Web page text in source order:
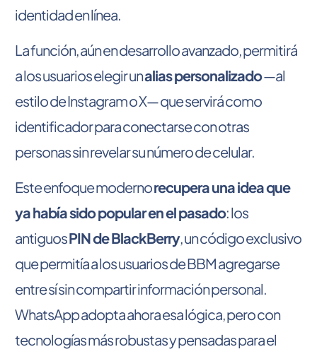
identidad en línea.
La función, aún en desarrollo avanzado, permitirá
a los usuarios elegir unalias personalizado—al
estilo de Instagram o X— que servirá como
identificador para conectarse con otras
personas sin revelar su número de celular.
Este enfoque modernorecupera una idea que
ya había sido popular en el pasado: los
antiguosPIN de BlackBerry, un código exclusivo
que permitía a los usuarios de BBM agregarse
entre sí sin compartir información personal.
WhatsApp adopta ahora esa lógica, pero con
tecnologías más robustas y pensadas para el